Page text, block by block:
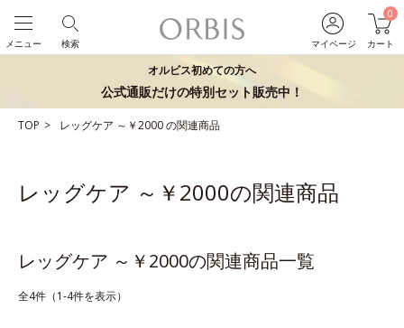
マイページ
0
カート
検索
メニュー
オルビス初めての方へ
公式通販だけの特別セット販売中！
TOP レッグケア ～￥2000の関連商品
レッグケア ～￥2000の関連商品
レッグケア ～￥2000の関連商品一覧
全4件（1-4件を表示）